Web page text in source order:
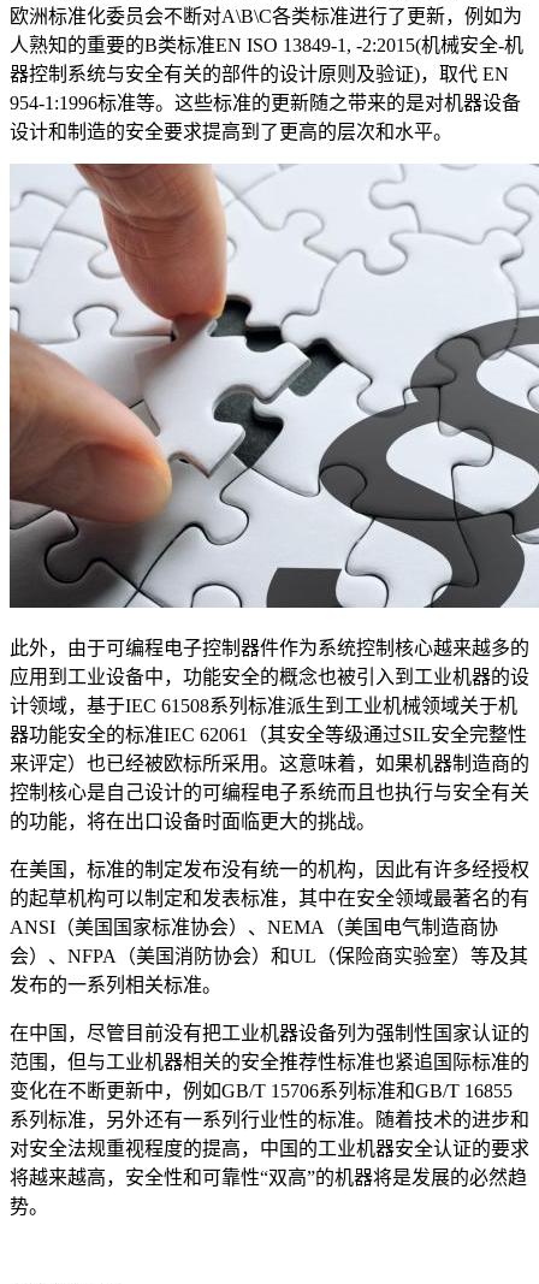
欧洲标准化委员会不断对A\B\C各类标准进行了更新，例如为
人熟知的重要的B类标准EN ISO 13849-1, -2:2015(机械安全-机
器控制系统与安全有关的部件的设计原则及验证)，取代 EN
954-1:1996标准等。这些标准的更新随之带来的是对机器设备
设计和制造的安全要求提高到了更高的层次和水平。
此外，由于可编程电子控制器件作为系统控制核心越来越多的
应用到工业设备中，功能安全的概念也被引入到工业机器的设
计领域，基于IEC 61508系列标准派生到工业机械领域关于机
器功能安全的标准IEC 62061（其安全等级通过SIL安全完整性
来评定）也已经被欧标所采用。这意味着，如果机器制造商的
控制核心是自己设计的可编程电子系统而且也执行与安全有关
的功能，将在出口设备时面临更大的挑战。
在美国，标准的制定发布没有统一的机构，因此有许多经授权
的起草机构可以制定和发表标准，其中在安全领域最著名的有
ANSI（美国国家标准协会）、NEMA（美国电气制造商协
会）、NFPA（美国消防协会）和UL（保险商实验室）等及其
发布的一系列相关标准。
在中国，尽管目前没有把工业机器设备列为强制性国家认证的
范围，但与工业机器相关的安全推荐性标准也紧追国际标准的
变化在不断更新中，例如GB/T 15706系列标准和GB/T 16855
系列标准，另外还有一系列行业性的标准。随着技术的进步和
对安全法规重视程度的提高，中国的工业机器安全认证的要求
将越来越高，安全性和可靠性“双高”的机器将是发展的必然趋
势。